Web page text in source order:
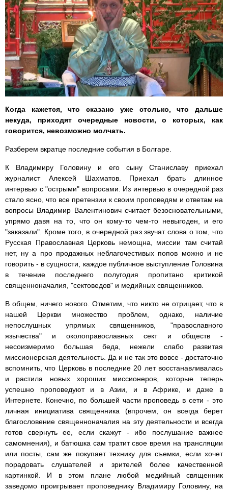
Когда кажется, что сказано уже столько, что дальше
некуда, приходят очередные новости, о которых, как
говорится, невозможно молчать.
Разберем вкратце последние события в Болгаре.
К Владимиру Головину и его сыну Станиславу приехал
журналист Алексей Шахматов. Приехал брать длинное
интервью с "острыми" вопросами. Из интервью в очередной раз
стало ясно, что все претензии к своим проповедям и ответам на
вопросы Владимир Валентинович считает безосновательными,
упрямо давя на то, что он кому-то чем-то невыгоден, и его
"заказали". Кроме того, в очередной раз звучат слова о том, что
Русская Православная Церковь немощна, миссии там считай
нет, ну а про продажных неблагочестивых попов можно и не
говорить - в сущности, каждое публичное выступление Головина
в течение последнего полугодия пропитано критикой
священноначалия, "сектоведов" и медийных священников.
В общем, ничего нового. Отметим, что никто не отрицает, что в
нашей Церкви множество проблем, однако, наличие
непослушных упрямых священников, "православного
язычества" и околоправославных сект и обществ -
несоизмеримо большая беда, нежели слабо развитая
миссионерская деятельность. Да и не так это вовсе - достаточно
вспомнить, что Церковь в последние 20 лет восстанавливалась
и растила новых хороших миссионеров, которые теперь
успешно проповедуют и в Азии, и в Африке, и даже в
Интернете. Конечно, по большей части проповедь в сети - это
личная инициатива священника (впрочем, он всегда берет
благословение священноначалия на эту деятельности и всегда
готов свернуть ее, если скажут - ибо послушание важнее
самомнения), и батюшка сам тратит свое время на трансляции
или посты, сам же покупает технику для съемки, если хочет
порадовать слушателей и зрителей более качественной
картинкой. И в этом плане любой медийный священник
заведомо проигрывает проповеднику Владимиру Головину, на